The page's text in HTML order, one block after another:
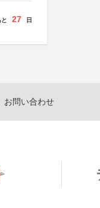
と 27 日
お問い合わせ